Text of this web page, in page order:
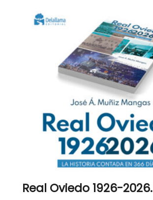
Real Oviedo 1926-2026.